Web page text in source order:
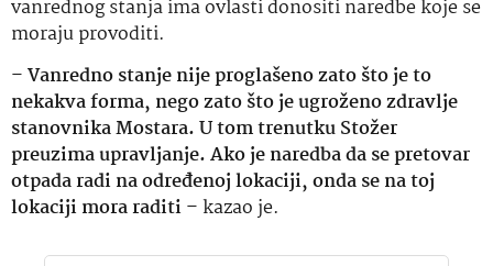
vanrednog stanja ima ovlasti donositi naredbe koje se
moraju provoditi.
–Vanredno stanje nije proglašeno zato što je to
nekakva forma, nego zato što je ugroženo zdravlje
stanovnika Mostara. U tom trenutku Stožer
preuzima upravljanje. Ako je naredba da se pretovar
otpada radi na određenoj lokaciji, onda se na toj
lokaciji mora raditi– kazao je.